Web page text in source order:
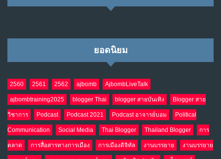
ยอดนิยม
2560 2561 2562 ajbomb AjbombLiveTalk
ajbombtraining2025 blogger Thai blogger สายบันเทิง Blogger สาย
วิชาการ Podcast Podcast 2021 Podcast อาจารย์บอม Political
Communication Social Media Thai Blogger Thailand Blogger การ
ตลาด การสื่อสารทางการเมือง การเมืองดิจิทัล งานบรรยาย งานบรรยาย